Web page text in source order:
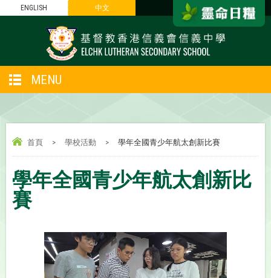
ENGLISH 中文
MENU
首頁 > 學校活動 > 學年全國青少年航太創新比賽
學年全國青少年航太創新比
賽